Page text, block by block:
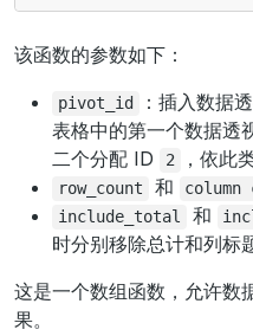
该函数的参数如下：
pivot_id
：插入数据
表格中的第一个数据透
二个分配 ID
2 ，依此
row_count 和 column
include_total 和
时分别移除总计和列标
这是一个数组函数，允许数
果。